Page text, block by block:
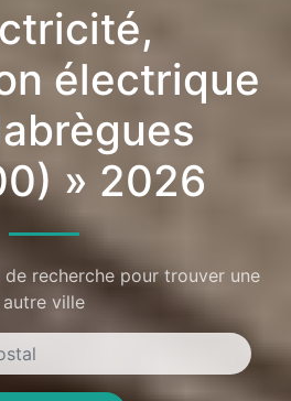
électrique
» 2026
recherche pour trouver une
autre ville